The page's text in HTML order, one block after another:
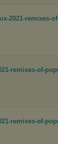
2021-remixes-
remixes-of-
remixes-of-